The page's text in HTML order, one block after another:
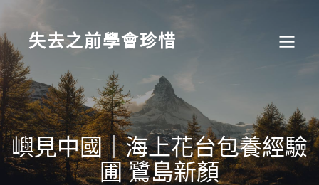
content
失去之前學會珍惜
嶼見中國｜海上花台包養經驗
圃 鷺島新顏